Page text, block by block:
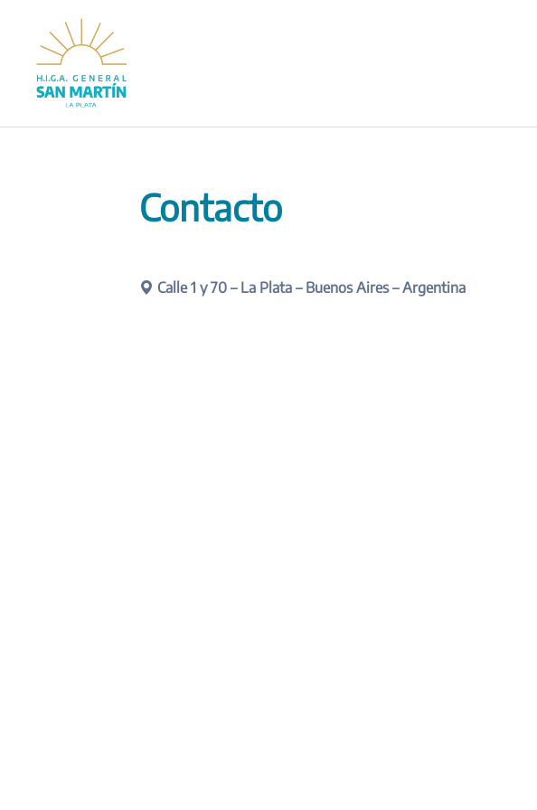
contenido
Contacto
Calle 1 y 70 – La Plata – Buenos Aires – Argentina